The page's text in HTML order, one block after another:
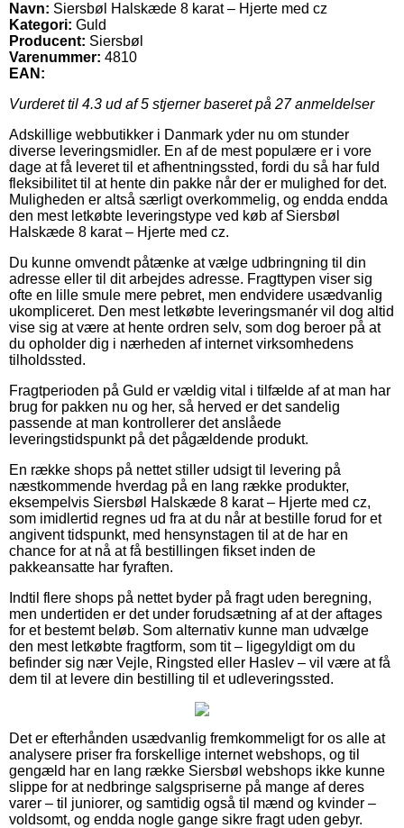
Navn: Siersbøl Halskæde 8 karat – Hjerte med cz
Kategori: Guld
Producent: Siersbøl
Varenummer: 4810
EAN:
Vurderet til 4.3 ud af 5 stjerner baseret på 27anmeldelser
Adskillige webbutikker i Danmark yder nu om stunder
diverse leveringsmidler. En af de mest populære er i vore
dage at få leveret til et afhentningssted, fordi du så har fuld
fleksibilitet til at hente din pakke når der er mulighed for det.
Muligheden er altså særligt overkommelig, og endda endda
den mest letkøbte leveringstype ved køb af Siersbøl
Halskæde 8 karat – Hjerte med cz.
Du kunne omvendt påtænke at vælge udbringning til din
adresse eller til dit arbejdes adresse. Fragttypen viser sig
ofte en lille smule mere pebret, men endvidere usædvanlig
ukompliceret. Den mest letkøbte leveringsmanér vil dog altid
vise sig at være at hente ordren selv, som dog beroer på at
du opholder dig i nærheden af internet virksomhedens
tilholdssted.
Fragtperioden på Guld er vældig vital i tilfælde af at man har
brug for pakken nu og her, så herved er det sandelig
passende at man kontrollerer det anslåede
leveringstidspunkt på det pågældende produkt.
En række shops på nettet stiller udsigt til levering på
næstkommende hverdag på en lang række produkter,
eksempelvis Siersbøl Halskæde 8 karat – Hjerte med cz,
som imidlertid regnes ud fra at du når at bestille forud for et
angivent tidspunkt, med hensynstagen til at de har en
chance for at nå at få bestillingen fikset inden de
pakkeansatte har fyraften.
Indtil flere shops på nettet byder på fragt uden beregning,
men undertiden er det under forudsætning af at der aftages
for et bestemt beløb. Som alternativ kunne man udvælge
den mest letkøbte fragtform, som tit – ligegyldigt om du
befinder sig nær Vejle, Ringsted eller Haslev – vil være at få
dem til at levere din bestilling til et udleveringssted.
Det er efterhånden usædvanlig fremkommeligt for os alle at
analysere priser fra forskellige internet webshops, og til
gengæld har en lang række Siersbøl webshops ikke kunne
slippe for at nedbringe salgspriserne på mange af deres
varer – til juniorer, og samtidig også til mænd og kvinder –
voldsomt, og endda nogle gange sikre fragt uden gebyr.